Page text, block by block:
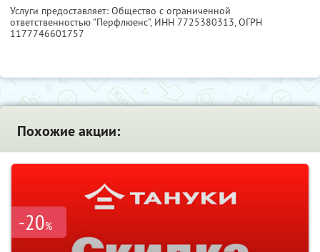
Услуги предоставляет: Общество с ограниченной
ответственностью "Перфлюенс", ИНН 7725380313, ОГРН
1177746601757
Похожие акции:
-20%